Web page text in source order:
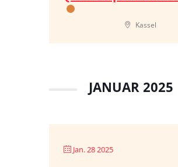
Kassel
JANUAR 2025
Jan. 28 2025